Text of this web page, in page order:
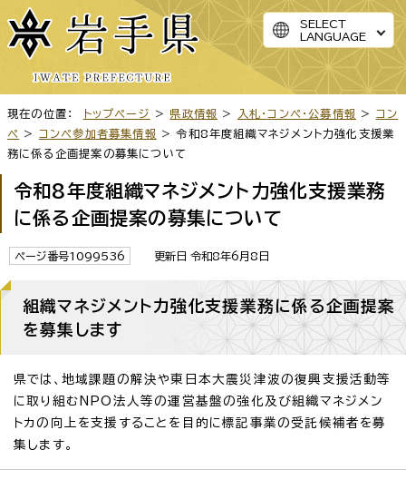
SELECT
LANGUAGE
現在の位置： トップページ > 県政情報 > 入札・コンペ・公募情報 > コン
ペ
> コンペ参加者募集情報 > 令和8年度組織マネジメント力強化支援業
務に係る企画提案の募集について
令和8年度組織マネジメント力強化支援業務
に係る企画提案の募集について
ページ番号1099536 更新日 令和8年6月8日
組織マネジメント力強化支援業務に係る企画提案
を募集します
県では、地域課題の解決や東日本大震災津波の復興支援活動等
に取り組むNPO法人等の運営基盤の強化及び組織マネジメン
トカの向上を支援することを目的に標記事業の受託候補者を募
集します。